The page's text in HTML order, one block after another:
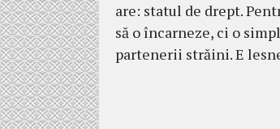
are: statul de drept.
să o încarneze, ci o
partenerii străini. E